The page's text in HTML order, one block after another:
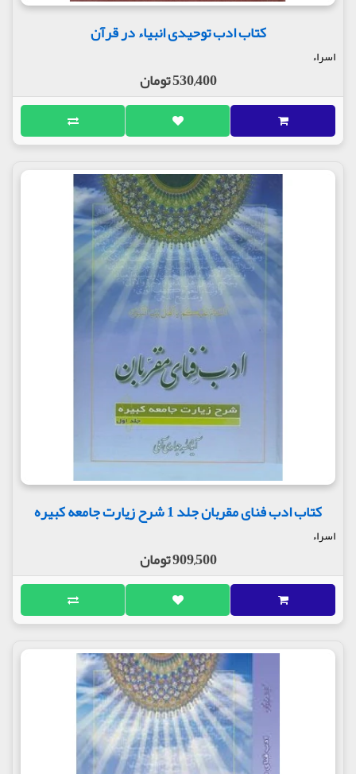
کتاب ادب توحیدی انبیاء در قرآن
اسراء
530,400 تومان
کتاب ادب فنای مقربان جلد 1 شرح زیارت جامعه کبیره
اسراء
909,500 تومان